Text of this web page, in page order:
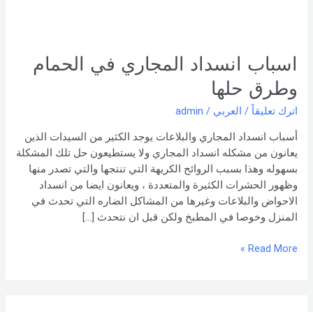
اسباب انسداد المجاري في الحمام
وطرق حلها
اترك تعليقاً / العربي /
admin
أسباب انسداد المجاري والبلاعات يوجد الكثير من السيدات الذين
يعانون من مشكله انسداد المجاري ولا يستطيعون حل تلك المشكلة
بسهوله وهذا بسبب الروائح الكريهة التي تنتجها والتي تصدر منها
وظهور الحشرات الكثيرة والمتعددة ، ويعانون ايضا من انسداد
الاحواض والبلاعات وغيرها من المشاكل الضاره التي تحدث في
المنزل وخوصا في المطبخ ولكن قبل ان نتحدث […]
اسباب
انسداد
المجاري
في
وطرق
حلها
Read More »